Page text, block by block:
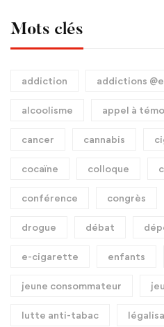
Mots clés
addiction addictions
alcoolisme appel à
cancer cannabis
cocaïne colloque
conférence congrès
drogue débat
e-cigarette enfants
jeune consommateur
lutte anti-tabac